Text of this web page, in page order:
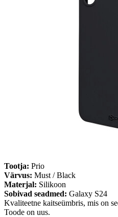
Tootja: Prio
Värvus: Must / Black
Materjal: Silikoon
Sobivad seadmed: Galaxy S24
Kvaliteetne kaitseümbris, mis on
Toode on uus.